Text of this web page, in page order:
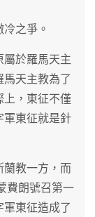
之爭。
屬於羅馬天主
天主教為了
上，東征不僅
軍東征就是針
蘭教一方，而
費朗號召第一
東征造成了